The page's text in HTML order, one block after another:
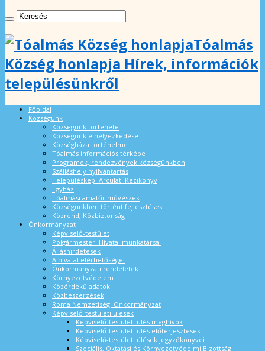
Tóalmás
Község honlapja Hírek, információk
településünkről
Főoldal
Községünk
Községünk története
Községünk elhelyezkedése
Községháza történelme
Tóalmás információs térképe
Programok, rendezvények községünkben
Szálláshely nyilvántartás
Településképi Arculati Kézikönyv
Egyház
Tóalmási amatőr művészek
Községünkben történt fejlesztések
Közrend, Közbiztonság
Önkormányzat
Képviselő-testület
Polgármesteri Hivatal munkatársai
Álláshirdetések
A hivatal elérhetőségei
Önkormányzati rendeletek
Környezetvédelem
Közérdekű adatok
Közbeszerzések
Roma Nemzetiségi Önkormányzat
Képviselő-testületi ülések
Képviselő-testületi ülés meghívók
Képviselő-testületi ülés előterjesztések
Képviselő-testületi ülések jegyzőkönyvei
Szociális, Oktatási és Környezetvédelmi Bizottság